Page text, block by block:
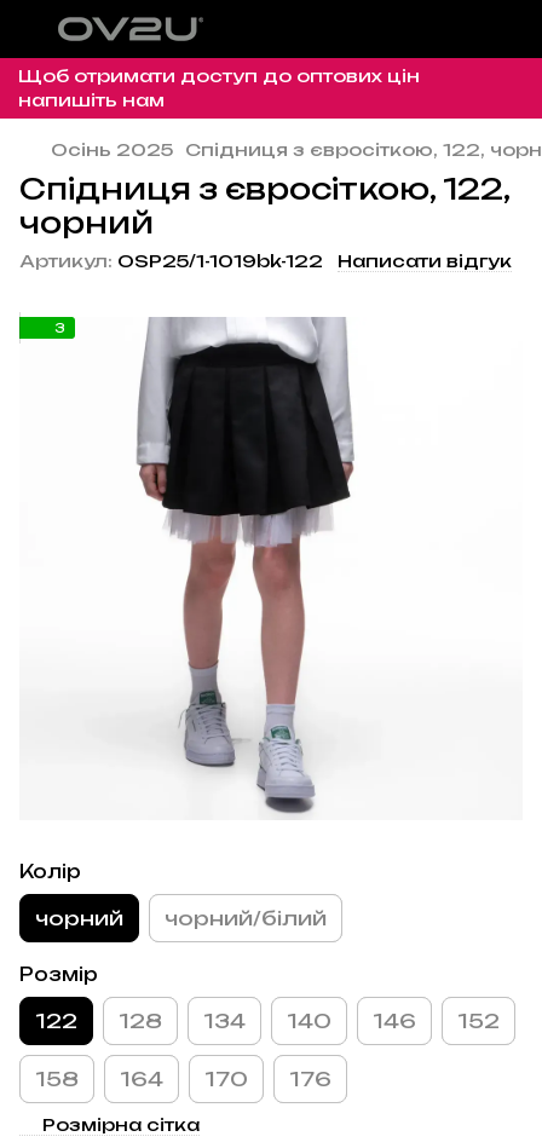
Щоб отримати доступ до оптових цін
напишіть нам
Осінь 2025 Спідниця з євросіткою, 122,
Спідниця з євросіткою, 122,
чорний
Артикул: OSP25/1-1019bk-122 Написати відгук
3
Колір
чорний чорний/білий
Розмір
122 128 134 140 146 152
158 164 170 176
Розмірна сітка